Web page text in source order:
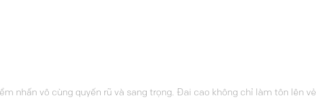
nhấn vô cùng quyến rũ và sang trọng. Đai cao không chỉ làm tôn lên vẻ